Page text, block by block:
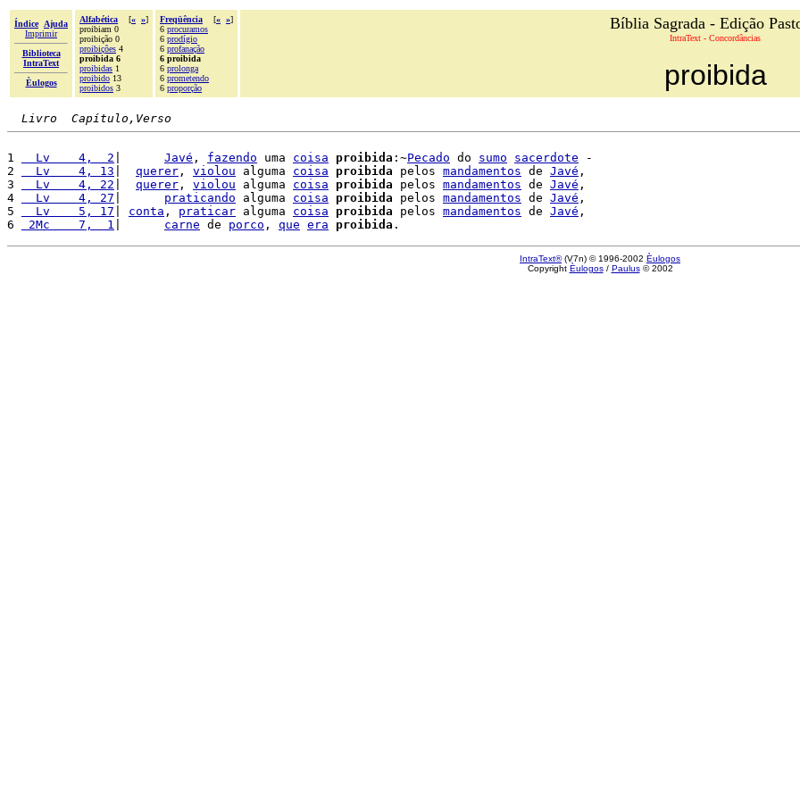
Índice
Ajuda
Imprimir
Biblioteca
IntraText
Èulogos
Alfabética [« »]
proibiam 0
proibição 0
proibições 4
proibida 6
proibidas 1
proibido 13
proibidos 3
Freqüência [« »]
6 procuramos
6 prodígio
6 profanação
6 proibida
6 prolonga
6 prometendo
6 proporção
Bíblia Sagrada - Edição
IntraText - Concordâncias
proibida
Livro  Capítulo,Verso
1
  Lv    4,  2
Javé , fazendo uma coisa proibida :~Pecado do sumo sacerdote -
2
  Lv    4, 13
querer , violou alguma coisa proibida pelos mandamentos de Javé ,
3
  Lv    4, 22
querer , violou alguma coisa proibida pelos mandamentos de Javé ,
4
  Lv    4, 27
praticando alguma coisa proibida pelos mandamentos de Javé ,
5
  Lv    5, 17
conta , praticar alguma coisa proibida pelos mandamentos de Javé ,
6
2Mc    7,  1 carne de porco , que era proibida
IntraText®(V7n) © 1996-2002 Èulogos
Copyright Èulogos/ Paulus© 2002